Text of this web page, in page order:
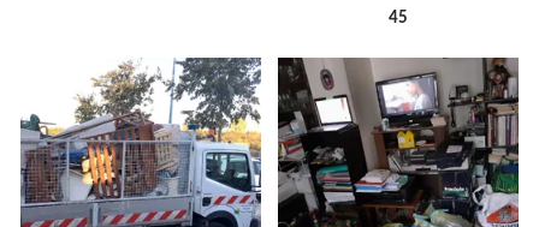
45